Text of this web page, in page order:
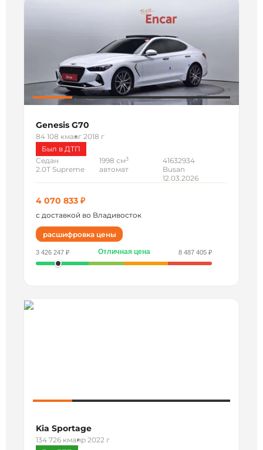
Genesis G70
84 108 кмавг 2018 г
Был в ДТП
Седан
2.0T Supreme
1998 см3
автомат
41632934
Busan
12.03.2026
4 070 833 ₽
с доставкой во Владивосток
расшифровка цены
3 426 247 ₽ Отличная цена 8 487 405 ₽
Kia Sportage
134 726 кмапр 2022 г